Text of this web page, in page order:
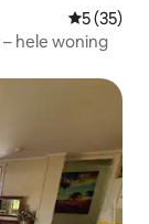
5 (35)
hele woning